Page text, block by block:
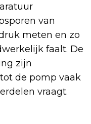
van
meten en zo
faalt. De
zijn
de pomp vaak
vraagt.